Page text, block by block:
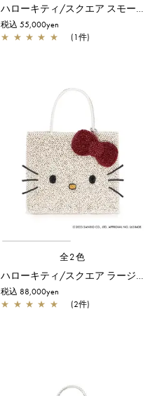
ハローキティ/スクエア スモール/シルバーゴールド【オンラインストア先行販売カラー】
税込 55,000yen
★ ★ ★ ★ ★ (1件)
全2色
ハローキティ/スクエア ラージ/マットホワイト
税込 88,000yen
★ ★ ★ ★ ★ (2件)